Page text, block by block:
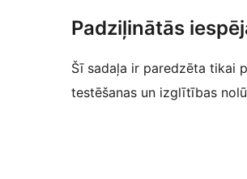
Padziļinātās
Šī sadaļa ir paredzēta tikai
testēšanas un izglītības